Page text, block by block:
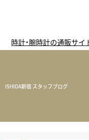
時計・腕時計の通販サイ
ISHIDA新宿 スタッフブログ